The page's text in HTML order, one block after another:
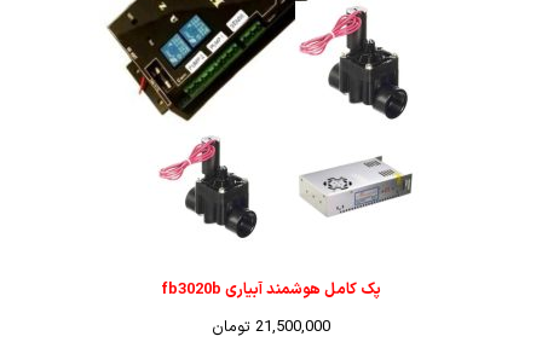
پک کامل هوشمند آبیاری fb3020b
21,500,000 تومان